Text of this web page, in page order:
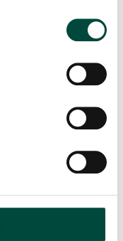
? Ik ga
om te
kwijt te